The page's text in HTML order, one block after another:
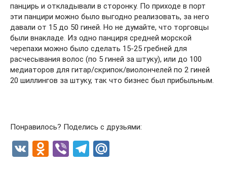
панцирь и откладывали в сторонку. По приходе в порт
эти панцири можно было выгодно реализовать, за него
давали от 15 до 50 гиней. Но не думайте, что торговцы
были внакладе. Из одно панциря средней морской
черепахи можно было сделать 15-25 гребней для
расчесывания волос (по 5 гиней за штуку), или до 100
медиаторов для гитар/скрипок/виолончелей по 2 гиней
20 шиллингов за штуку, так что бизнес был прибыльным.
Понравилось? Поделись с друзьями:
V
O
Vi T